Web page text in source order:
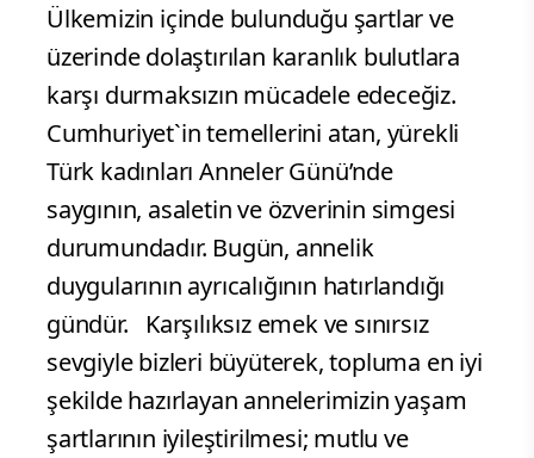
Ülkemizin içinde bulunduğu şartlar ve
üzerinde dolaştırılan karanlık bulutlara
karşı durmaksızın mücadele edeceğiz.
Cumhuriyet`in temellerini atan, yürekli
Türk kadınları Anneler Günü’nde
saygının, asaletin ve özverinin simgesi
durumundadır. Bugün, annelik
duygularının ayrıcalığının hatırlandığı
gündür. Karşılıksız emek ve sınırsız
sevgiyle bizleri büyüterek, topluma en iyi
şekilde hazırlayan annelerimizin yaşam
şartlarının iyileştirilmesi; mutlu ve